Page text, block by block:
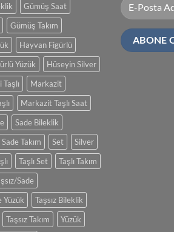
Gümüş Saat
Gümüş Takım
Hayvan Figürlü
Yüzük
Hüseyin Silver
Taşlı
Markazit
Markazit Taşlı Saat
Sade Bileklik
Sade Takım Set
Silver
Taşlı Set
Taşlı Takım
Sade
Yüzük
Taşsız Bileklik
Taşsız Takım Yüzük